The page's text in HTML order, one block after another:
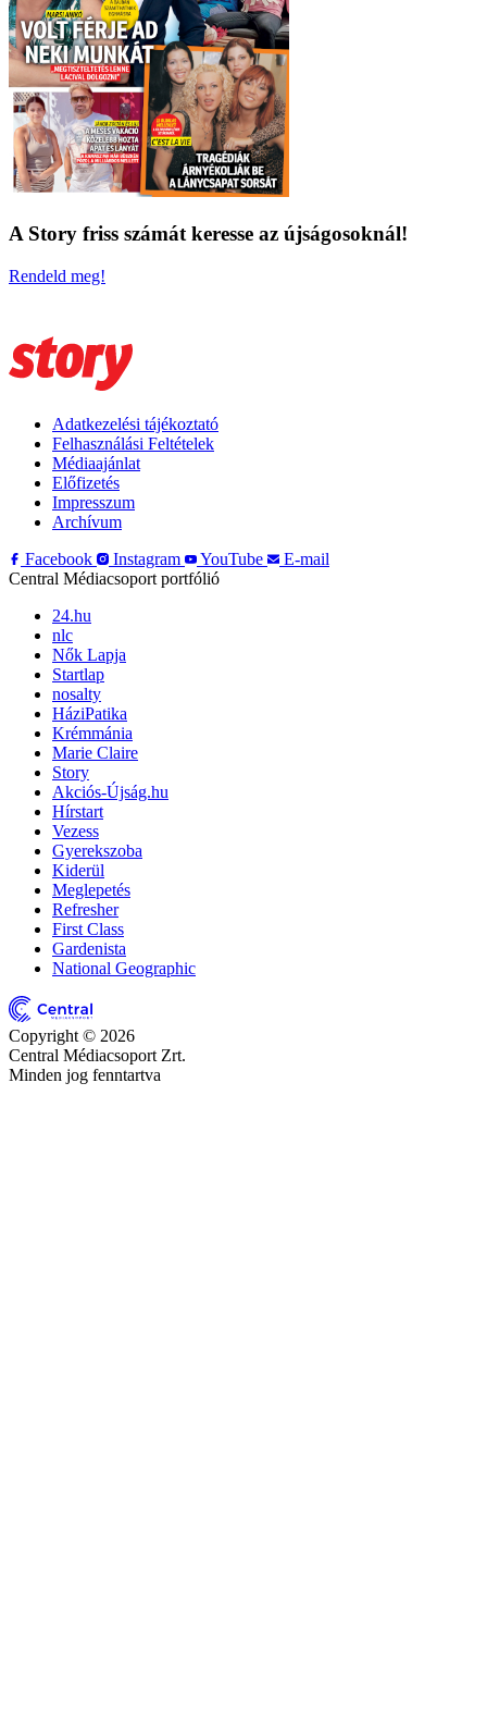
A Story friss számát keresse az újságosoknál!
Rendeld meg!
Adatkezelési tájékoztató
Felhasználási Feltételek
Médiaajánlat
Előfizetés
Impresszum
Archívum
Facebook
Instagram YouTube
E-mail
Central Médiacsoport portfólió
24.hu
nlc
Nők Lapja
Startlap
nosalty
HáziPatika
Krémmánia
Marie Claire
Story
Akciós-Újság.hu
Hírstart
Vezess
Gyerekszoba
Kiderül
Meglepetés
Refresher
First Class
Gardenista
National Geographic
Copyright © 2026
Central Médiacsoport Zrt.
Minden jog fenntartva